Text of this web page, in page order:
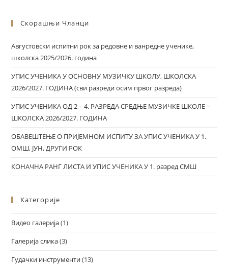
Скорашњи Чланци
Августовски испитни рок за редовне и ванредне ученике,
школска 2025/2026. година
УПИС УЧЕНИКА У ОСНОВНУ МУЗИЧКУ ШКОЛУ, ШКОЛСКА
2026/2027. ГОДИНА (сви разреди осим првог разреда)
УПИС УЧЕНИКА ОД 2 – 4. РАЗРЕДА СРЕДЊЕ МУЗИЧКЕ ШКОЛЕ –
ШКОЛСКА 2026/2027. ГОДИНА
ОБАВЕШТЕЊЕ О ПРИЈЕМНОМ ИСПИТУ ЗА УПИС УЧЕНИКА У 1.
ОМШ, ЈУН, ДРУГИ РОК
КОНАЧНА РАНГ ЛИСТА И УПИС УЧЕНИКА У 1. разред СМШ
Категорије
Видео галерија(1)
Галерија слика(3)
Гудачки инструменти(13)